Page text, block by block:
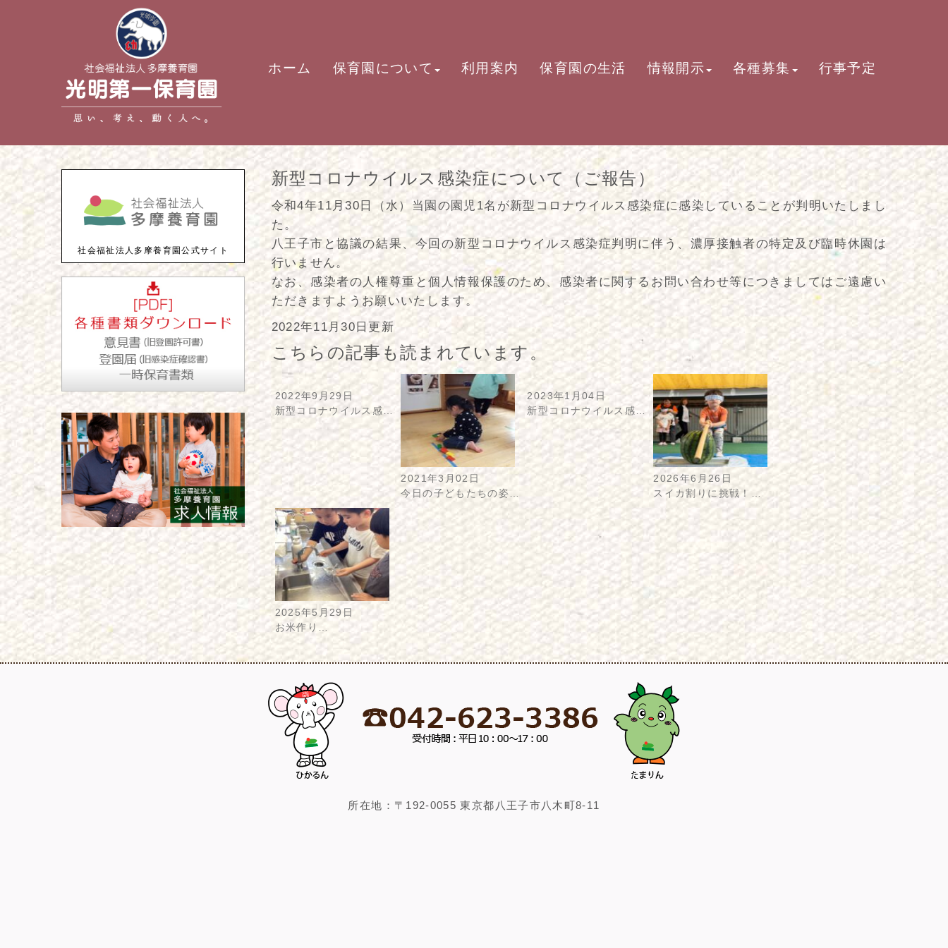
ホーム 保育園について 利用案内 保育園の生活 情報開示 各種募集 行事予定
新型コロナウイルス感染症について（ご報告）
令和4年11月30日（水）当園の園児1名が新型コロナウイルス感染症に感染していることが判明いたしまし
た。
八王子市と協議の結果、今回の新型コロナウイルス感染症判明に伴う、濃厚接触者の特定及び臨時休園は
行いません。
なお、感染者の人権尊重と個人情報保護のため、感染者に関するお問い合わせ等につきましてはご遠慮い
ただきますようお願いいたします。
2022年11月30日更新
こちらの記事も読まれています。
2022年9月29日
新型コロナウイルス感…
2021年3月02日
今日の子どもたちの姿…
2023年1月04日
新型コロナウイルス感…
2026年6月26日
スイカ割りに挑戦！…
2025年5月29日
お米作り…
社会福祉法人多摩養育園公式サイト
所在地：〒192-0055 東京都八王子市八木町8-11